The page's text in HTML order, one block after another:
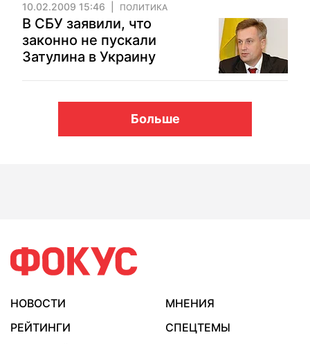
10.02.2009 15:46 ПОЛИТИКА
В СБУ заявили, что
законно не пускали
Затулина в Украину
Больше
НОВОСТИ
МНЕНИЯ
РЕЙТИНГИ
СПЕЦТЕМЫ